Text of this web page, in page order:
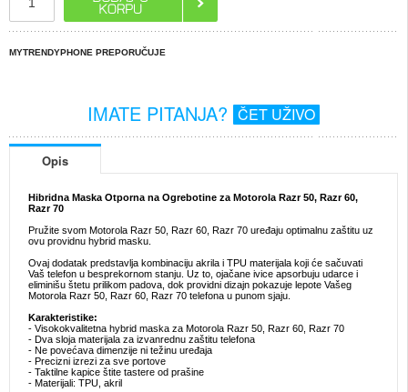
MYTRENDYPHONE PREPORUČUJE
IMATE PITANJA? ČET UŽIVO
Opis
Hibridna Maska Otporna na Ogrebotine za Motorola Razr 50, Razr 60,
Razr 70
Pružite svom Motorola Razr 50, Razr 60, Razr 70 uređaju optimalnu zaštitu uz
ovu providnu hybrid masku.
Ovaj dodatak predstavlja kombinaciju akrila i TPU materijala koji će sačuvati
Vaš telefon u besprekornom stanju. Uz to, ojačane ivice apsorbuju udarce i
eliminišu štetu prilikom padova, dok providni dizajn pokazuje lepote Vašeg
Motorola Razr 50, Razr 60, Razr 70 telefona u punom sjaju.
Karakteristike:
- Visokokvalitetna hybrid maska za Motorola Razr 50, Razr 60, Razr 70
- Dva sloja materijala za izvanrednu zaštitu telefona
- Ne povećava dimenzije ni težinu uređaja
- Precizni izrezi za sve portove
- Taktilne kapice štite tastere od prašine
- Materijali: TPU, akril